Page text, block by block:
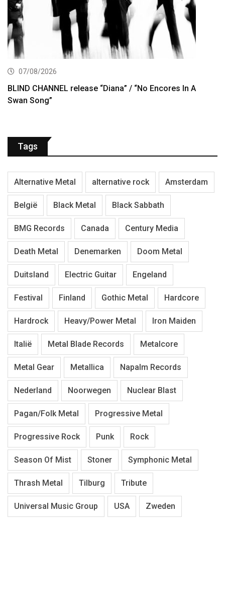
07/08/2026
BLIND CHANNEL release “Diana” / “No Encores In A
Swan Song”
Tags
Alternative Metal alternative rock Amsterdam
België Black Metal Black Sabbath
BMG Records Canada Century Media
Death Metal Denemarken Doom Metal
Duitsland Electric Guitar Engeland
Festival Finland Gothic Metal Hardcore
Hardrock Heavy/Power Metal Iron Maiden
Italië Metal Blade Records Metalcore
Metal Gear Metallica Napalm Records
Nederland Noorwegen Nuclear Blast
Pagan/Folk Metal Progressive Metal
Progressive Rock Punk Rock
Season Of Mist Stoner Symphonic Metal
Thrash Metal Tilburg Tribute
Universal Music Group USA Zweden